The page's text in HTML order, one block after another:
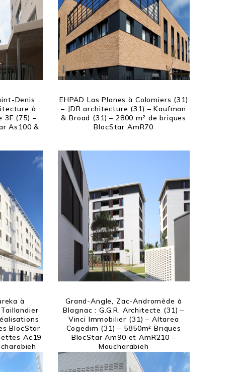
Denis
à
3F (75) –
As100 &
EHPAD Las Planes à Colomiers (31)
– JDR architecture (31) – Kaufman
& Broad (31) – 2800 m² de briques
BlocStar AmR70
à
BlocStar
Ac19
Grand-Angle, Zac-Andromède à
Blagnac : G.G.R. Architecte (31) –
Vinci Immobilier (31) – Altarea
Cogedim (31) – 5850m² Briques
BlocStar Am90 et AmR210 –
Moucharabieh